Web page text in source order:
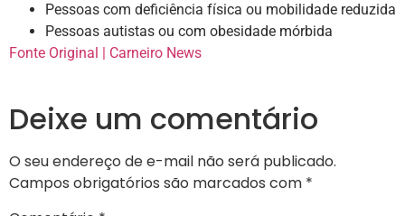
Pessoas com deficiência física ou mobilidade reduzida
Pessoas autistas ou com obesidade mórbida
Fonte Original | Carneiro News
Deixe um comentário
O seu endereço de e-mail não será publicado.
Campos obrigatórios são marcados com *